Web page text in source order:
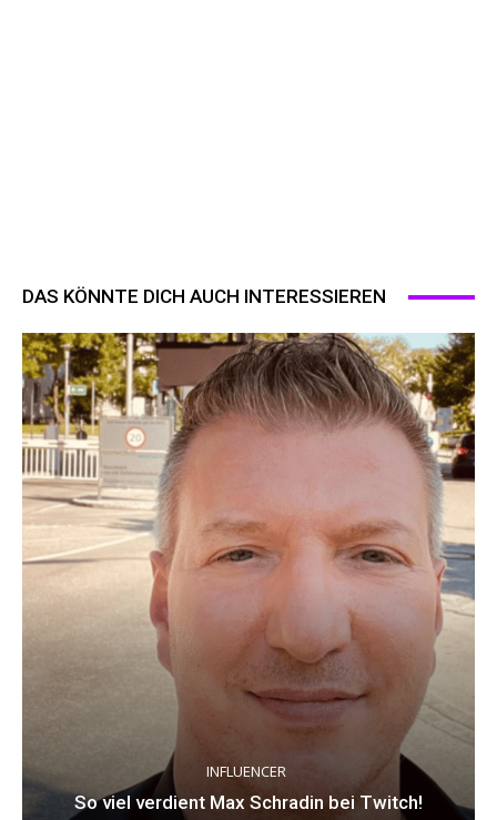
DAS KÖNNTE DICH AUCH INTERESSIEREN
INFLUENCER
So viel verdient Max Schradin bei Twitch!